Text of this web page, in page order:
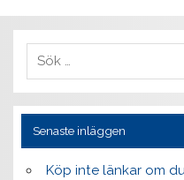
Senaste inläggen
Köp inte länkar om